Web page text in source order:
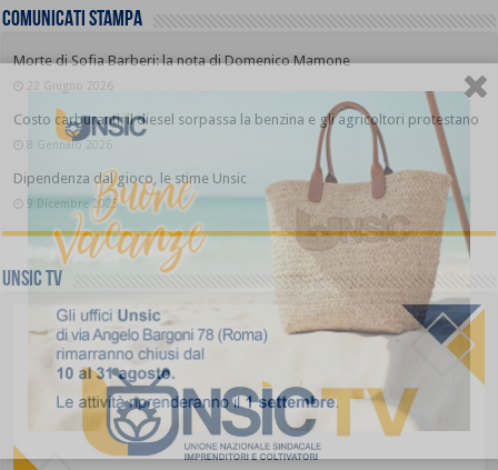
COMUNICATI STAMPA
Morte di Sofia Barberi: la nota di Domenico Mamone
22 Giugno 2026
Costo carburanti: il diesel sorpassa la benzina e gli agricoltori protestano
8 Gennaio 2026
Dipendenza dal gioco, le stime Unsic
9 Dicembre 2025
UNSIC TV